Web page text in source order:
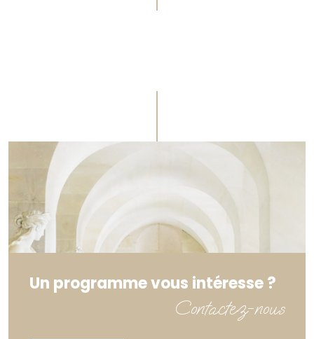
Un programme vous intéresse ?
Contactez-nous